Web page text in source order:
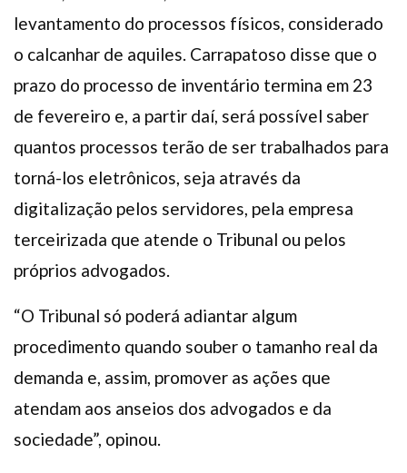
levantamento do processos físicos, considerado
o calcanhar de aquiles. Carrapatoso disse que o
prazo do processo de inventário termina em 23
de fevereiro e, a partir daí, será possível saber
quantos processos terão de ser trabalhados para
torná-los eletrônicos, seja através da
digitalização pelos servidores, pela empresa
terceirizada que atende o Tribunal ou pelos
próprios advogados.
“O Tribunal só poderá adiantar algum
procedimento quando souber o tamanho real da
demanda e, assim, promover as ações que
atendam aos anseios dos advogados e da
sociedade”, opinou.